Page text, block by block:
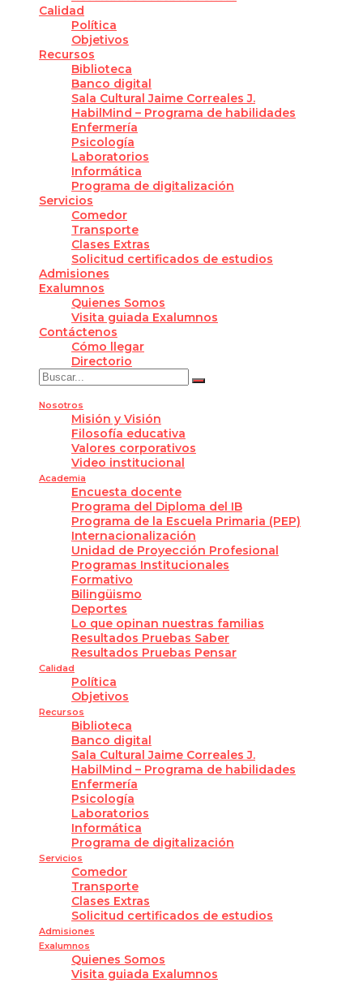
Calidad
Política
Objetivos
Recursos
Biblioteca
Banco digital
Sala Cultural Jaime Correales J.
HabilMind – Programa de habilidades
Enfermería
Psicología
Laboratorios
Informática
Programa de digitalización
Servicios
Comedor
Transporte
Clases Extras
Solicitud certificados de estudios
Admisiones
Exalumnos
Quienes Somos
Visita guiada Exalumnos
Contáctenos
Cómo llegar
Directorio
Nosotros
Misión y Visión
Filosofía educativa
Valores corporativos
Video institucional
Academia
Encuesta docente
Programa del Diploma del IB
Programa de la Escuela Primaria (PEP)
Internacionalización
Unidad de Proyección Profesional
Programas Institucionales
Formativo
Bilingüismo
Deportes
Lo que opinan nuestras familias
Resultados Pruebas Saber
Resultados Pruebas Pensar
Calidad
Política
Objetivos
Recursos
Biblioteca
Banco digital
Sala Cultural Jaime Correales J.
HabilMind – Programa de habilidades
Enfermería
Psicología
Laboratorios
Informática
Programa de digitalización
Servicios
Comedor
Transporte
Clases Extras
Solicitud certificados de estudios
Admisiones
Exalumnos
Quienes Somos
Visita guiada Exalumnos